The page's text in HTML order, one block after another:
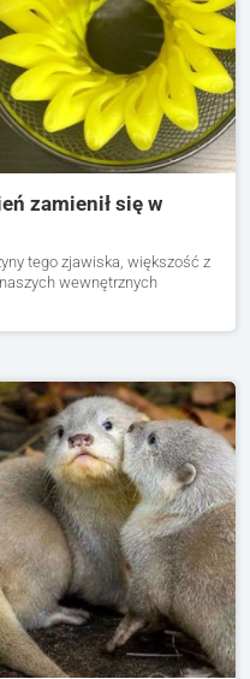
zamienił się w
tego zjawiska, większość z
wewnętrznych